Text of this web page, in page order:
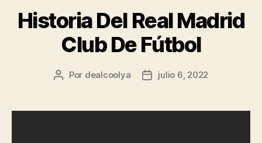
Historia Del Real Madrid
Club De Fútbol
Autor
entrada
Por dealcoolya
Fecha
entrada
julio 6, 2022